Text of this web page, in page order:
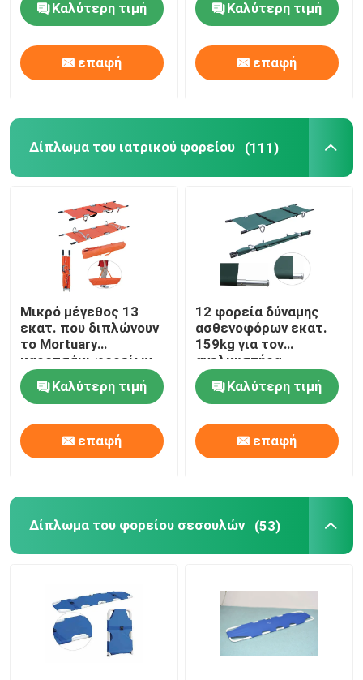
Σχετικά με εμάς
Έλεγχος ποιότητας
Επικοινωνήστε μαζί μας
Ειδήσεις
Υποθέσεις
Ζητήστε μια προσφορά
Δίπλωμα του φορείου ασθενοφόρων
Δίπλωμα του ιατρικού φορείου
Φορείο διάσωσης έκτακτης ανάγκης
ελαφρύ για το
νοσοκομείο
μεταφορά ασθενών
Καλύτερη τιμή
επαφή
βοηθειών 92cm
Καλύτερη τιμή
επαφή
Δίπλωμα του ιατρικού φορείου (111)
Μικρό μέγεθος 13
εκατ. που διπλώνουν
το Mortuary
καροτσάκι φορείων
Καλύτερη τιμή
επαφή
12 φορεία δύναμης
ασθενοφόρων εκατ.
159kg για τον
ανελκυστήρα
ασθενοφόρων για την
περιποίηση κανενός
διπλώματος
Καλύτερη τιμή
επαφή
Δίπλωμα του φορείου σεσουλών (53)